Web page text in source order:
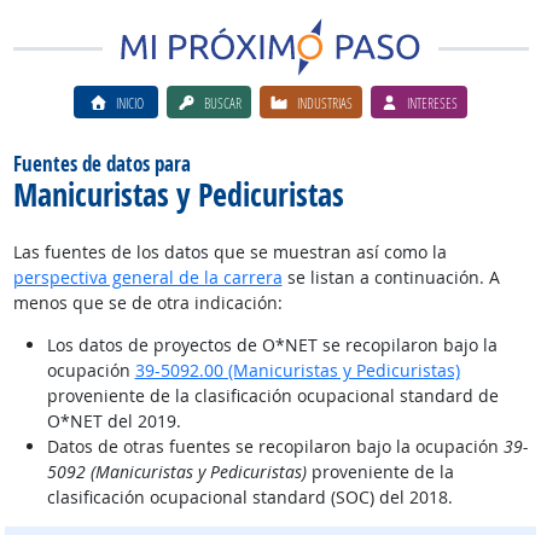
INICIO BUSCAR INDUSTRIAS INTERESES
Fuentes de datos para
Manicuristas y Pedicuristas
Las fuentes de los datos que se muestran así como la
perspectiva general de la carrera se listan a continuación. A
menos que se de otra indicación:
Los datos de proyectos de O*NET se recopilaron bajo la
ocupación 39-5092.00 (Manicuristas y Pedicuristas)
proveniente de la clasificación ocupacional standard de
O*NET del 2019.
Datos de otras fuentes se recopilaron bajo la ocupación 39-
5092 (Manicuristas y Pedicuristas)proveniente de la
clasificación ocupacional standard (SOC) del 2018.